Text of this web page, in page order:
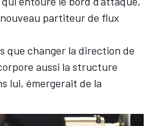
partiteur de flux
que changer la direction de
aussi la structure
lui, émergerait de la